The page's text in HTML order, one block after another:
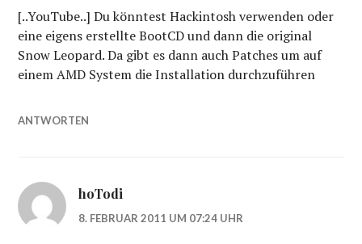
[..YouTube..] Du könntest Hackintosh verwenden oder
eine eigens erstellte BootCD und dann die original
Snow Leopard. Da gibt es dann auch Patches um auf
einem AMD System die Installation durchzuführen
ANTWORTEN
hoTodi
8. FEBRUAR 2011 UM 07:24 UHR